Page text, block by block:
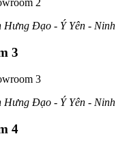
Đạo - Ý Yên - Ninh
3
Đạo - Ý Yên - Ninh
4